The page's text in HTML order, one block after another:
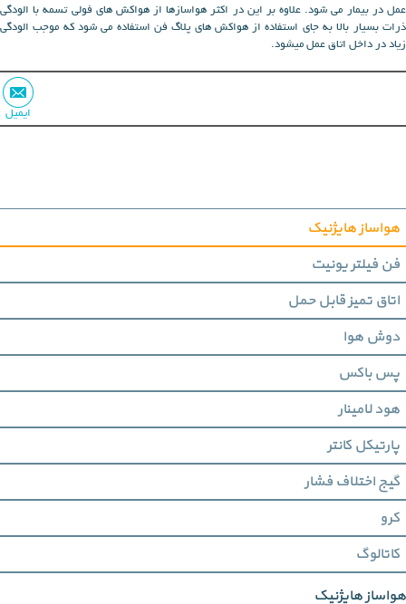
عمل در بیمار می شود. علاوه بر این در اکثر هواسازها از هواکش های فولی تسمه با الودگی
ذرات بسیار بالا به جای استفاده از هواکش های پلاگ فن استفاده می شود که موجب الودگی
زیاد در داخل اتاق عمل میشود.
ایمیل
هواساز هایژنیک
فن فیلتر یونیت
اتاق تمیز قابل حمل
دوش هوا
پس باکس
هود لامینار
پارتیکل کانتر
گیج اختلاف فشار
کرو
کاتالوگ
هواساز هایژنیک